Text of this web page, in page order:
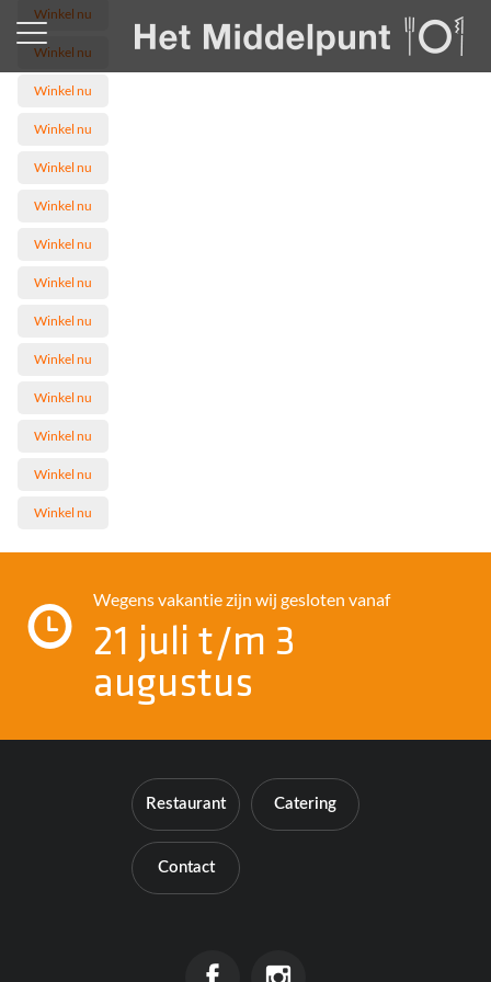
Winkel nu
Winkel nu
Winkel nu
Winkel nu
Winkel nu
Winkel nu
Winkel nu
Winkel nu
Winkel nu
Winkel nu
Winkel nu
Winkel nu
Winkel nu
Winkel nu
Wegens vakantie zijn wij gesloten vanaf
21 juli t/m 3
augustus
Restaurant Catering
Contact